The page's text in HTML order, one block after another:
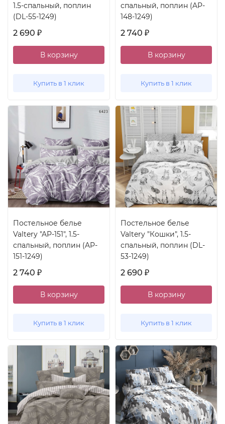
1.5-спальный, поплин
(DL-55-1249)
2 690 ₽
В корзину
Купить в 1 клик
спальный, поплин (AP-
148-1249)
2 740 ₽
В корзину
Купить в 1 клик
Постельное белье
Valtery "AP-151", 1.5-
спальный, поплин (AP-
151-1249)
2 740 ₽
В корзину
Купить в 1 клик
Постельное белье
Valtery "Кошки", 1.5-
спальный, поплин (DL-
53-1249)
2 690 ₽
В корзину
Купить в 1 клик